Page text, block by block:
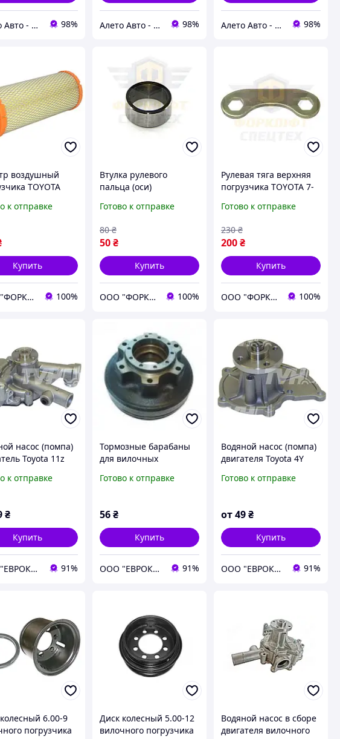
Алето Авто - запчасти на авто из США 98% Алето Авто - запчасти на авто из США 98% Алето Авто - запчасти на авто из США 98%
воздушный
TOYOTA
30, 7FGCU15-
U2100-71,
к отправке
Купить
ООО "ФОРКЛИФТ-СПЕЦТЕХ" 100%
Втулка рулевого
пальца (оси)
8FG/FD10-30, 7-8FB10-
43735-23440-71
Готово к отправке
50 ₴
80 ₴
Купить
ООО "ФОРКЛИФТ-СПЕЦТЕХ" 100%
Рулевая тяга верхняя
погрузчика TOYOTA 7-
30 № 43751-23440-71,
Готово к отправке
200₴
230 ₴
Купить
ООО "ФОРКЛИФТ-СПЕЦТЕХ" 100%
насос (помпа)
Toyota 11z
к отправке
₴
Купить
ООО "ЕВРОКАР-7" 91%
Тормозные барабаны
для вилочных
Готово к отправке
56 ₴
Купить
ООО "ЕВРОКАР-7" 91%
Водяной насос (помпа)
двигателя Toyota 4Y
Готово к отправке
от49₴
Купить
ООО "ЕВРОКАР-7" 91%
6.00-9
погрузчика
Диск колесный 5.00-12
вилочного погрузчика
Водяной насос в сборе
двигателя вилочного